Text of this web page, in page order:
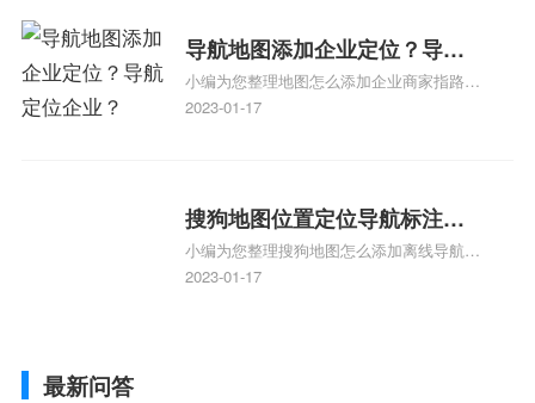
服务中心位置、抖音突然不显示定位了相关
地图标注知识，详情可查看下方正文！
导航地图添加企业定位？导航
定位企业？
小编为您整理地图怎么添加企业商家指路人
地图标注服务中心铺名称、地图怎么添加企
添加企业、地图如何添加企业相关地图标注
知识，详情可查看下方正文！
2023-01-17
搜狗地图位置定位导航标注？
搜狗地图位置定位,导航,标注？
小编为您整理搜狗地图怎么添加离线导航搜
狗地图离线导航怎么用、搜狗地图导航卫星
2023-01-17
最新问答